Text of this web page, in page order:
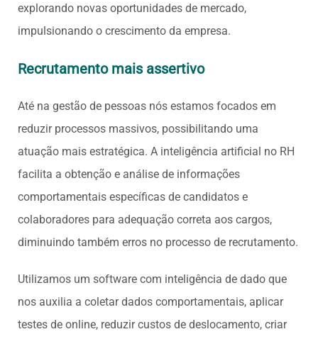
explorando novas oportunidades de mercado,
impulsionando o crescimento da empresa.
Recrutamento mais assertivo
Até na gestão de pessoas nós estamos focados em
reduzir processos massivos, possibilitando uma
atuação mais estratégica. A inteligência artificial no RH
facilita a obtenção e análise de informações
comportamentais específicas de candidatos e
colaboradores para adequação correta aos cargos,
diminuindo também erros no processo de recrutamento.
Utilizamos um software com inteligência de dado que
nos auxilia a coletar dados comportamentais, aplicar
testes de online, reduzir custos de deslocamento, criar